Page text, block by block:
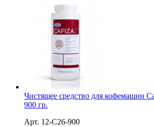
Чистящее средство для кофемашин
900 гр.
Арт. 12-C26-900